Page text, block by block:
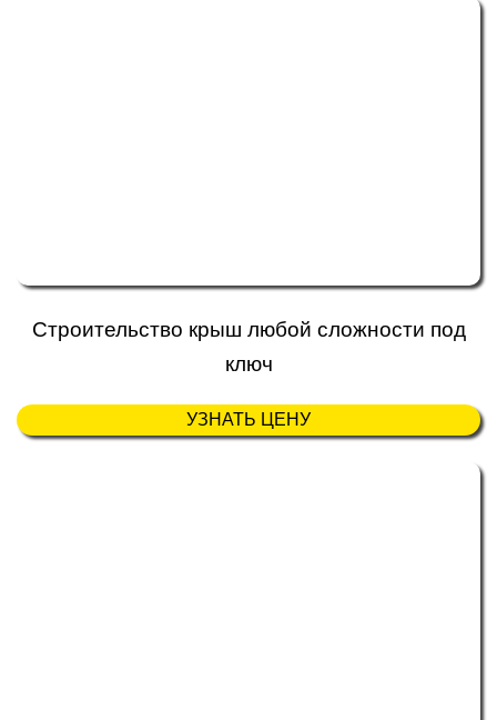
Строительство крыш любой сложности под
ключ
УЗНАТЬ ЦЕНУ